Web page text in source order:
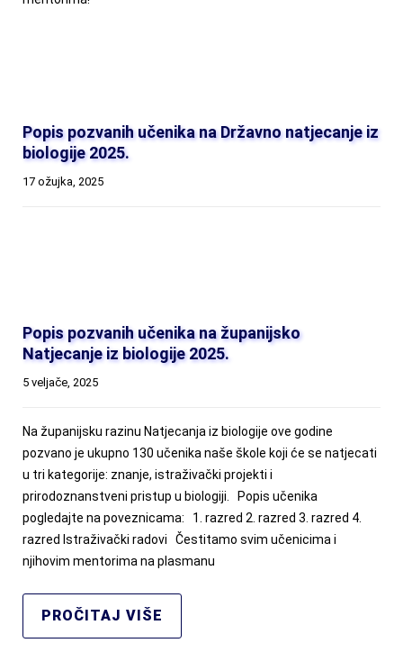
Popis pozvanih učenika na Državno natjecanje iz
biologije 2025.
17 ožujka, 2025
Popis pozvanih učenika na županijsko
Natjecanje iz biologije 2025.
5 veljače, 2025
Na županijsku razinu Natjecanja iz biologije ove godine
pozvano je ukupno 130 učenika naše škole koji će se natjecati
u tri kategorije: znanje, istraživački projekti i
prirodoznanstveni pristup u biologiji. Popis učenika
pogledajte na poveznicama: 1. razred 2. razred 3. razred 4.
razred Istraživački radovi Čestitamo svim učenicima i
njihovim mentorima na plasmanu
PROČITAJ VIŠE